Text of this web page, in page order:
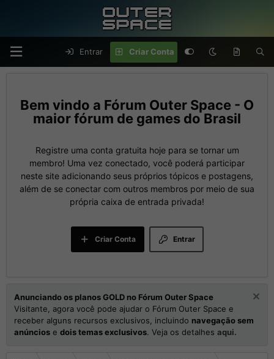
Entrar Criar Conta
Fórum Outer Space - O
maior fórum de games do Brasil
Registre uma conta gratuita hoje para se tornar um
membro! Uma vez conectado, você poderá participar
neste site adicionando seus próprios tópicos e postagens,
além de se conectar com outros membros por meio de sua
própria caixa de entrada privada!
Entrar
Criar Conta
Anunciando os planos GOLD no Fórum Outer Space
Visitante, agora você pode ajudar o Fórum Outer Space e
receber alguns recursos exclusivos, incluindo navegação sem
anúncios e dois temas exclusivos. Veja os detalhes aqui.